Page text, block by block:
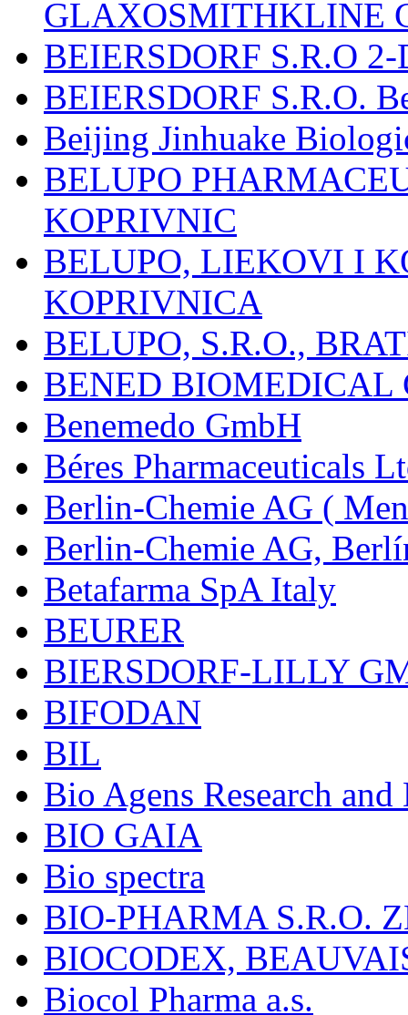
GLAXOSMITHKLINE
BEIERSDORF S.R.O
BEIERSDORF S.R.O.
Beijing Jinhuake
BELUPO
KOPRIVNIC
BELUPO, LIEKOVI I
KOPRIVNICA
BELUPO, S.R.O.,
BENED BIOMEDICAL
Benemedo GmbH
Béres Pharmaceuticals
Berlin-Chemie AG (
Berlin-Chemie AG,
Betafarma SpA Italy
BEURER
BIERSDORF-LILLY
BIFODAN
BIL
Bio Agens Research
BIO GAIA
Bio spectra
BIO-PHARMA S.R.O.
BIOCODEX,
Biocol Pharma a.s.